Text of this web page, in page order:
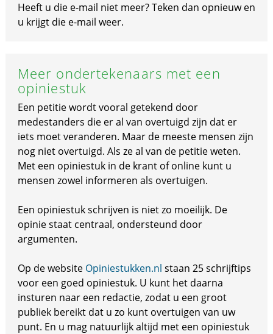
Heeft u die e-mail niet meer? Teken dan opnieuw en
u krijgt die e-mail weer.
Meer ondertekenaars met een
opiniestuk
Een petitie wordt vooral getekend door
medestanders die er al van overtuigd zijn dat er
iets moet veranderen. Maar de meeste mensen zijn
nog niet overtuigd. Als ze al van de petitie weten.
Met een opiniestuk in de krant of online kunt u
mensen zowel informeren als overtuigen.
Een opiniestuk schrijven is niet zo moeilijk. De
opinie staat centraal, ondersteund door
argumenten.
Op de website Opiniestukken.nl staan 25 schrijftips
voor een goed opiniestuk. U kunt het daarna
insturen naar een redactie, zodat u een groot
publiek bereikt dat u zo kunt overtuigen van uw
punt. En u mag natuurlijk altijd met een opiniestuk